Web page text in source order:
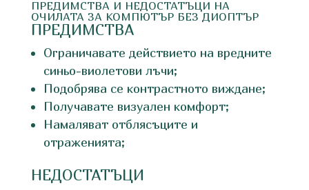
ПРЕДИМСТВА И НЕДОСТАТЪЦИ НА
ОЧИЛАТА ЗА КОМПЮТЪР БЕЗ ДИОПТЪР
ПРЕДИМСТВА
Ограничавате действието на вредните
синьо-виолетови лъчи;
Подобрява се контрастното виждане;
Получавате визуален комфорт;
Намаляват отблясъците и
отраженията;
НЕДОСТАТЪЦИ